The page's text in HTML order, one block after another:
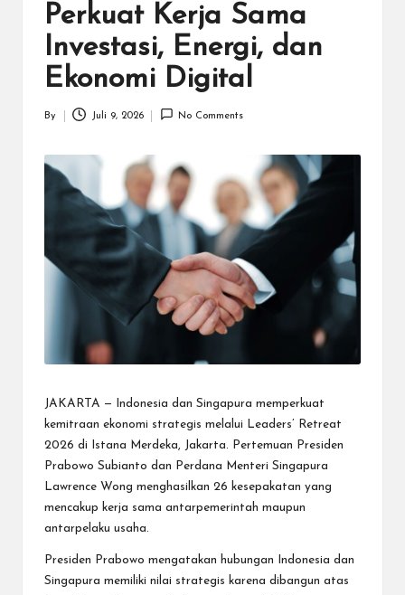
Perkuat Kerja Sama
Investasi, Energi, dan
Ekonomi Digital
Posted
By Juli 9, 2026 No Comments
JAKARTA — Indonesia dan Singapura memperkuat
kemitraan ekonomi strategis melalui Leaders’ Retreat
2026 di Istana Merdeka, Jakarta. Pertemuan Presiden
Prabowo Subianto dan Perdana Menteri Singapura
Lawrence Wong menghasilkan 26 kesepakatan yang
mencakup kerja sama antarpemerintah maupun
antarpelaku usaha.
Presiden Prabowo mengatakan hubungan Indonesia dan
Singapura memiliki nilai strategis karena dibangun atas